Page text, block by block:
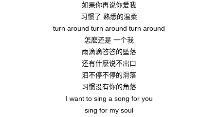
如果你再说你爱我
习惯了 熟悉的温柔
turn around turn around turn around
怎麽还是 一个我
雨滴滴答答的坠落
还有什麽说不出口
泪不停不停的滑落
习惯没有你的角落
I want to sing a song for you
sing for my soul